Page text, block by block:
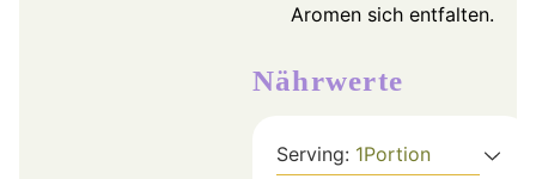
Aromen sich entfalten.
Nährwerte
Serving: 1Portion